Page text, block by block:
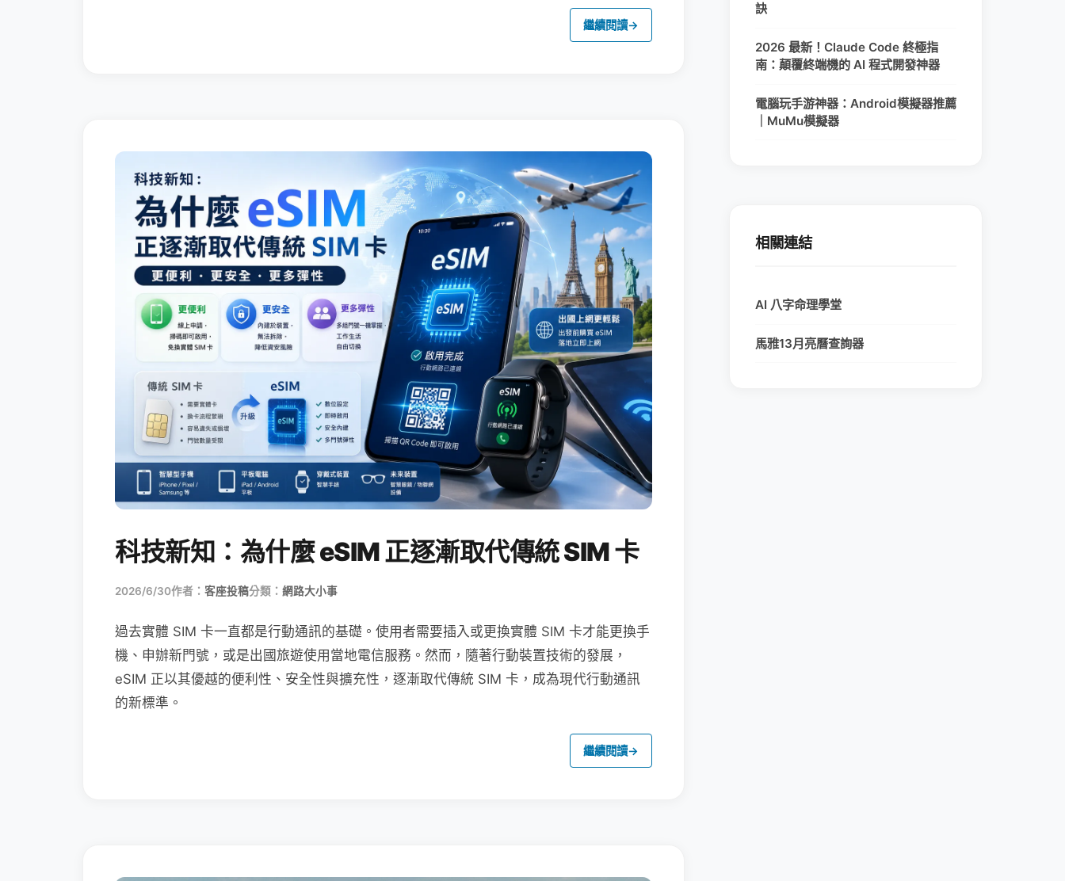
繼續閱讀→
科技新知：為什麼 eSIM 正逐漸取代傳統 SIM 卡
2026/6/30作者： 客座投稿分類： 網路大小事
過去實體 SIM 卡一直都是行動通訊的基礎。使用者需要插入或更換實體 SIM 卡才能更換手
機、申辦新門號，或是出國旅遊使用當地電信服務。然而，隨著行動裝置技術的發展，
eSIM 正以其優越的便利性、安全性與擴充性，逐漸取代傳統 SIM 卡，成為現代行動通訊
的新標準。
繼續閱讀→
訣
2026 最新！Claude Code 終極指
南：顛覆終端機的 AI 程式開發神器
電腦玩手游神器：Android模擬器推薦
｜MuMu模擬器
相關連結
AI 八字命理學堂
馬雅13月亮曆查詢器